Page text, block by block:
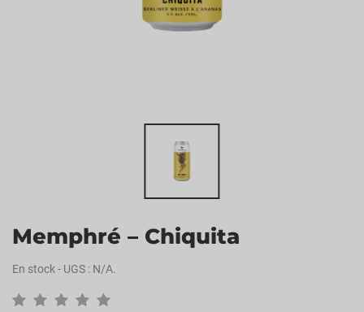
Memphré – Chiquita
En stock- UGS : N/A.